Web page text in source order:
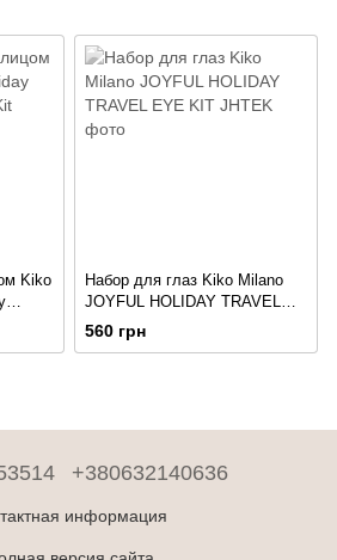
Kiko
Набор для глаз Kiko Milano
JOYFUL HOLIDAY TRAVEL
EYE KIT
560 грн
+380632140636
информация